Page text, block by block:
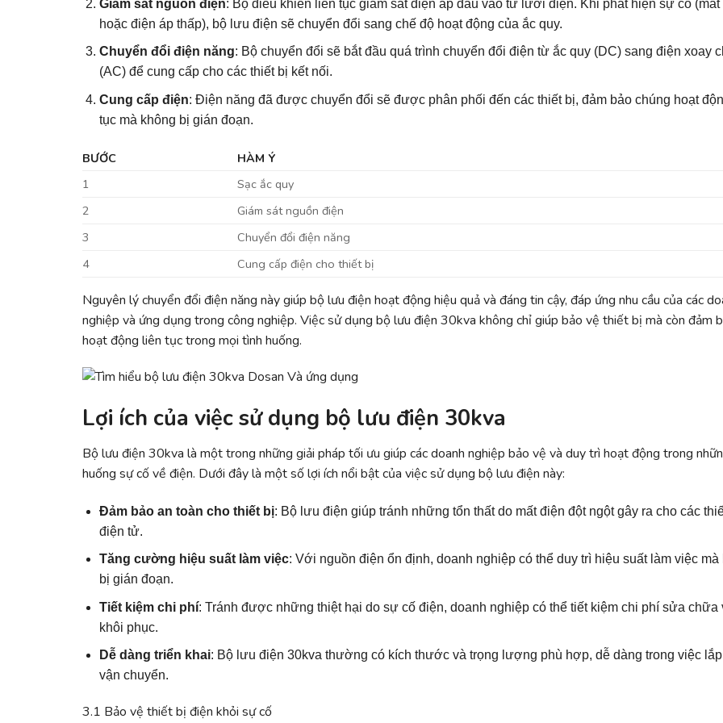
Giám sát nguồn điện: Bộ điều khiển liên tục giám sát điện áp đầu vào từ lưới điện. Khi phát hiện sự cố (mất
hoặc điện áp thấp), bộ lưu điện sẽ chuyển đổi sang chế độ hoạt động của ắc quy.
Chuyển đổi điện năng: Bộ chuyển đổi sẽ bắt đầu quá trình chuyển đổi điện từ ắc quy (DC) sang điện xoay
(AC) để cung cấp cho các thiết bị kết nối.
Cung cấp điện: Điện năng đã được chuyển đổi sẽ được phân phối đến các thiết bị, đảm bảo chúng hoạt
tục mà không bị gián đoạn.
BƯỚC
HÀM Ý
1
Sạc ắc quy
2
Giám sát nguồn điện
3
Chuyển đổi điện năng
4
Cung cấp điện cho thiết bị
Nguyên lý chuyển đổi điện năng này giúp bộ lưu điện hoạt động hiệu quả và đáng tin cậy, đáp ứng nhu cầu của các
nghiệp và ứng dụng trong công nghiệp. Việc sử dụng bộ lưu điện 30kva không chỉ giúp bảo vệ thiết bị mà còn đảm
hoạt động liên tục trong mọi tình huống.
Lợi ích của việc sử dụng bộ lưu điện 30kva
Bộ lưu điện 30kva là một trong những giải pháp tối ưu giúp các doanh nghiệp bảo vệ và duy trì hoạt động trong
huống sự cố về điện. Dưới đây là một số lợi ích nổi bật của việc sử dụng bộ lưu điện này:
Đảm bảo an toàn cho thiết bị: Bộ lưu điện giúp tránh những tổn thất do mất điện đột ngột gây ra cho các
điện tử.
Tăng cường hiệu suất làm việc: Với nguồn điện ổn định, doanh nghiệp có thể duy trì hiệu suất làm việc mà
bị gián đoạn.
Tiết kiệm chi phí: Tránh được những thiệt hại do sự cố điện, doanh nghiệp có thể tiết kiệm chi phí sửa chữa
khôi phục.
Dễ dàng triển khai: Bộ lưu điện 30kva thường có kích thước và trọng lượng phù hợp, dễ dàng trong việc
vận chuyển.
3.1 Bảo vệ thiết bị điện khỏi sự cố